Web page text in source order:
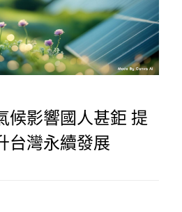
候影響國人甚鉅 提
台灣永續發展